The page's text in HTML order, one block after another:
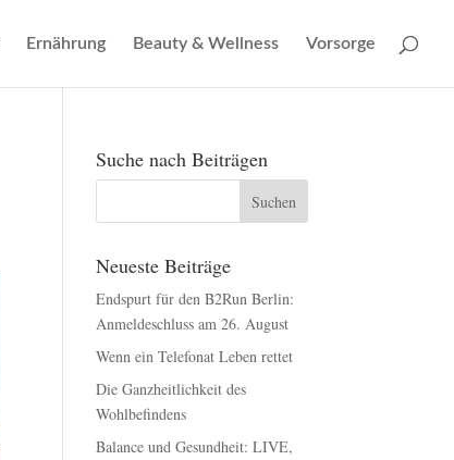
Ernährung Beauty & Wellness Vorsorge
Suche nach Beiträgen
Neueste Beiträge
Endspurt für den B2Run Berlin:
Anmeldeschluss am 26. August
Wenn ein Telefonat Leben rettet
Die Ganzheitlichkeit des
Wohlbefindens
Balance und Gesundheit: LIVE,